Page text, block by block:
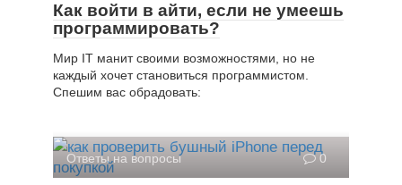
Как войти в айти, если не умеешь
программировать?
Мир IT манит своими возможностями, но не
каждый хочет становиться программистом.
Спешим вас обрадовать:
Ответы на вопросы 0